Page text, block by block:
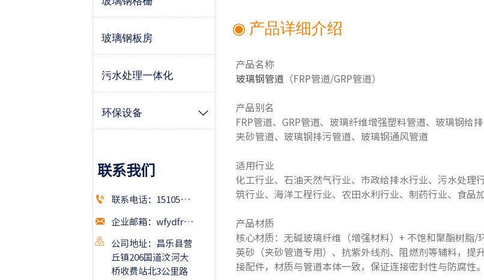
玻璃钢板房
污水处理一体化
环保设备 
联系我们
 联系电话：15105367999
 企业邮箱：wfydfrp@163.com

公司地址：昌乐县营
丘镇206国道汶河大
桥收费站北3公里路
◉ 产品详细介绍
产品名称
玻璃钢管道 （FRP管道/GRP管道）
产品别名
FRP管道、GRP管道、玻璃纤维增强塑料管道、玻璃钢给
夹砂管道、玻璃钢排污管道、玻璃钢通风管道
适用行业
化工行业、石油天然气行业、市政给排水行业、污水处理
筑行业、海洋工程行业、农田水利行业、制药行业、食品
产品材质
核心材质：无碱玻璃纤维（增强材料）+ 不饱和聚酯树脂
英砂（夹砂管道专用）、抗紫外线剂、阻燃剂等辅料，提
接配件，材质与管道本体一致，保证连接密封性与防腐性。